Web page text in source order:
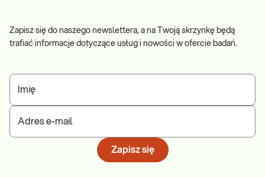
Zapisz się do naszego newslettera, a na Twoją skrzynkę będą
trafiać informacje dotyczące usług i nowości w ofercie badań.
Imię
Adres e-mail
Zapisz się